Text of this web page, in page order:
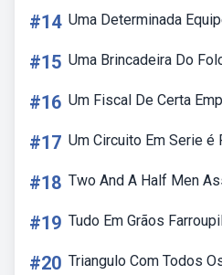
#14 Uma Determinada
#15 Uma Brincadeira Do
#16 Um Fiscal De Certa
#17 Um Circuito Em Serie é
#18 Two And A Half Men
#19 Tudo Em Grãos
#20 Triangulo Com Todos